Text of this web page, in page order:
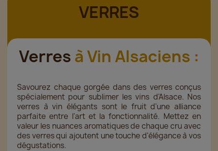
VERRES
Verres à Vin Alsaciens :
Savourez chaque gorgée dans des verres conçus
spécialement pour sublimer les vins d'Alsace. Nos
verres à vin élégants sont le fruit d'une alliance
parfaite entre l'art et la fonctionnalité. Mettez en
valeur les nuances aromatiques de chaque cru avec
des verres qui ajoutent une touche d'élégance à vos
dégustations.